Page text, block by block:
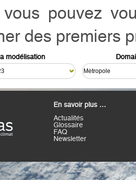
pouvez
des premiers
modélisation
En savoir plus …
Actualités
Glossaire
FAQ
Newsletter